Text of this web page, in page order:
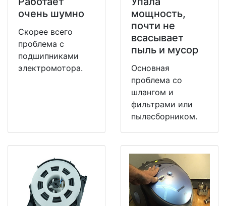
очень шумно
Скорее всего
проблема с
подшипниками
электромотора.
мощность,
почти не
всасывает
пыль и мусор
Основная
проблема со
шлангом и
фильтрами или
пылесборником.